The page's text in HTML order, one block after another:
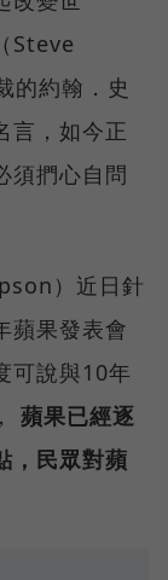
Steve
的約翰．史
言，如今正
須捫心自問
）近日針
蘋果發表會
可說與10年
蘋果已經逐
，民眾對蘋